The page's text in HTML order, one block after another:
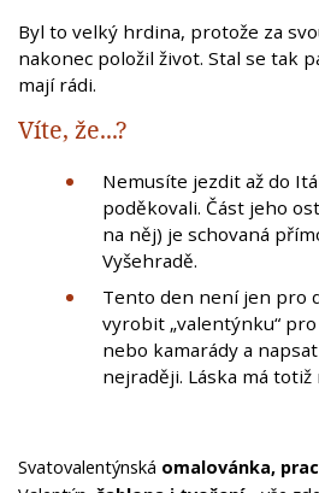
Byl to velký hrdina, protože za
nakonec položil život. Stal se tak
mají rádi.
Víte, že...?
Nemusíte jezdit až do
poděkovali. Část jeho
na něj) je schovaná
Vyšehradě.
Tento den není jen pro
vyrobit „valentýnku“
nebo kamarády a
nejraději. Láska má
Svatovalentýnská omalovánka,